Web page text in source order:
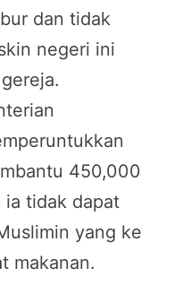
dan tidak
negeri ini
450,000
ia tidak dapat
yang ke
makanan.